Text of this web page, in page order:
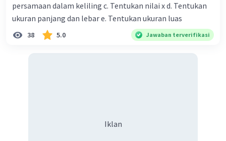
persamaan dalam keliling c. Tentukan nilai x d. Tentukan
ukuran panjang dan lebar e. Tentukan ukuran luas
38 5.0 Jawaban terverifikasi
Iklan